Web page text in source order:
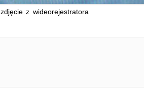
zdjęcie z wideorejestratora